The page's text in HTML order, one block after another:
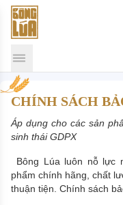
CHÍNH SÁCH
Áp dụng cho các sản
sinh thái GDPX
Bông Lúa luôn nỗ lực
phẩm chính hãng, chất
thuận tiện. Chính sách